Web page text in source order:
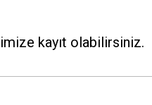
kayıt olabilirsiniz.